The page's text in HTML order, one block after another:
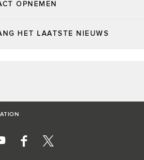
OPNEMEN
HET LAATSTE NIEUWS